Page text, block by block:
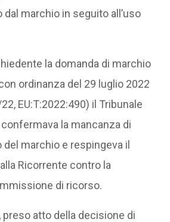
marchio in seguito all’uso
la domanda di marchio
ordinanza del 29 luglio 2022
EU:T:2022:490) il Tribunale
la mancanza di
marchio e respingeva il
Ricorrente contro la
di ricorso.
preso atto della decisione di